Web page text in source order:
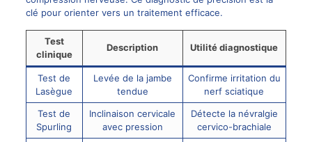
clé pour orienter vers un traitement efficace.
Test
clinique
Description Utilité diagnostique
Test de
Lasègue
Levée de la jambe
tendue
Confirme irritation du
nerf sciatique
Test de
Spurling
Inclinaison cervicale
avec pression
Détecte la névralgie
cervico-brachiale